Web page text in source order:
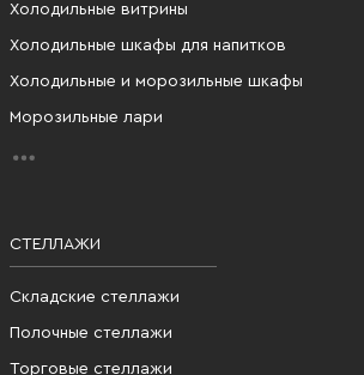
Холодильные витрины
Холодильные шкафы для напитков
Холодильные и морозильные шкафы
Морозильные лари
СТЕЛЛАЖИ
Складские стеллажи
Полочные стеллажи
Торговые стеллажи